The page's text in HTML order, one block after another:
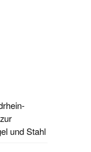
und Stahl